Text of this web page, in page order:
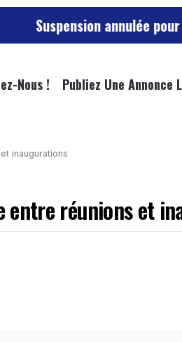
annulée pour l’employée
Nous ! Publiez Une Annonce
inaugurations
entre réunions et